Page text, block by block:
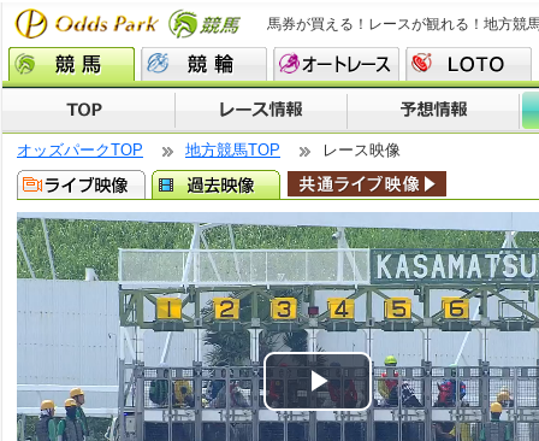
馬券が買える！レースが観れる！地方競
オッズパークTOP 地方競馬TOP レース映像
Play